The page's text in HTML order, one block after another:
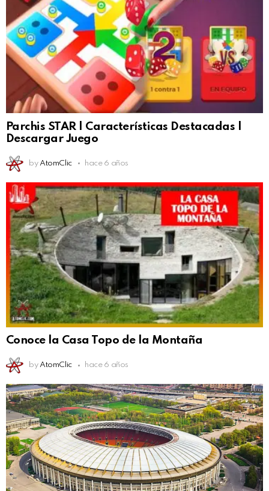
Parchis STAR | Características Destacadas |
Descargar Juego
by AtomClic hace 6 años
Conoce la Casa Topo de la Montaña
by AtomClic hace 6 años